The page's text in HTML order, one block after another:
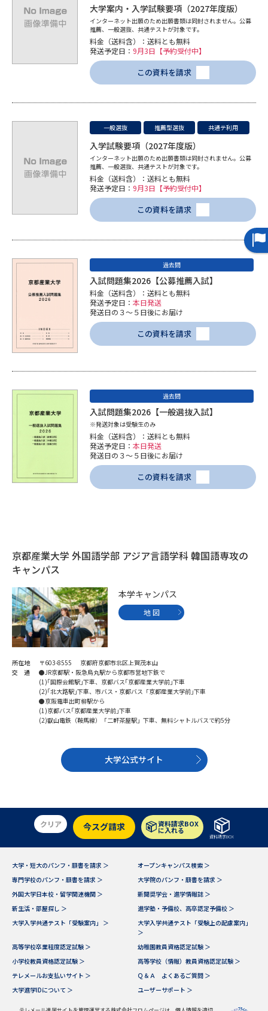
新学年スタート号特集ページ
新学年スタート号特集ページ
（高2生用）
SELFBRAND特集ページ
オープンキャンパス検索 実施プログラムから探す
来場型・Web型イベント特集 夢ナビライブ
受験準備 資料検索
併願校選び 受験スケジュールを立てよう
先輩が入学を決めた理由 テレメール全国一斉進学調査
新生活お役立ちガイド
学問発見 学問検索
大学で学びたい学問発見
学問のミニ講義「夢ナビ講義」 学問分野解説
Ｑ＆Ａ よくあるご質問
資料の料金の
お支払いについて
受付内容・発送状況の確認
テレメール
お支払いサイト
特定商取引表記
テレメール進学カタログ
訂正のご案内
大学案内・入学試験要項（2027年度版）
インターネット出願のため出願書類は同封されません。公募
推薦、一般選抜、共通テストが対象です。
料金（送料含）：送料とも無料
発送予定日： 9月3日【予約受付中】
この資料を請求
一般選抜 推薦型選抜 共通テ利用
入学試験要項（2027年度版）
インターネット出願のため出願書類は同封されません。公募
推薦、一般選抜、共通テストが対象です。
料金（送料含）：送料とも無料
発送予定日： 9月3日【予約受付中】
この資料を請求
過去問
入試問題集2026【公募推薦入試】
料金（送料含）：送料とも無料
発送予定日： 本日発送
発送日の３～５日後にお届け
この資料を請求
過去問
入試問題集2026【一般選抜入試】
※発送対象は受験生のみ
料金（送料含）：送料とも無料
発送予定日： 本日発送
発送日の３～５日後にお届け
この資料を請求
京都産業大学 外国語学部 アジア言語学科 韓国語専攻の
キャンパス
本学キャンパス
地 図
所在地
〒603-8555 京都府京都市北区上賀茂本山
交 通
●JR京都駅・阪急烏丸駅から京都市営地下鉄で
(1)｢国際会館駅｣下車、京都バス｢京都産業大学前｣下車
(2)｢北大路駅｣下車、市バス・京都バス「京都産業大学前｣下車
●京阪電車出町柳駅から
(1)京都バス｢京都産業大学前｣下車
(2)叡山電鉄（鞍馬線）「二軒茶屋駅」下車、無料シャトルバスで約5分
大学公式サイト
クリア 今スグ請求 資料請求BOX
に入れる
資料請求BOX
大学・短大のパンフ・願書を請求 ＞
オープンキャンパス検索 ＞
専門学校のパンフ・願書を請求 ＞
大学院のパンフ・願書を請求 ＞
外国大学日本校・留学関連機関 ＞
新聞奨学会・進学情報誌 ＞
新生活・部屋探し ＞
進学塾・予備校、高卒認定予備校 ＞
大学入学共通テスト「受験案内」 ＞
大学入学共通テスト「受験上の配慮案内」
＞
高等学校卒業程度認定試験 ＞
幼稚園教員資格認定試験 ＞
小学校教員資格認定試験 ＞
高等学校（情報）教員資格認定試験 ＞
テレメールお支払いサイト ＞
Ｑ＆Ａ よくあるご質問 ＞
大学進学IDについて ＞
ユーザーサポート ＞